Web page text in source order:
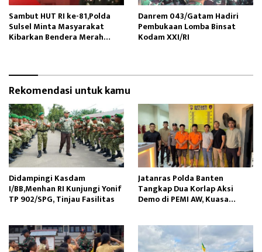
Sambut HUT RI ke-81,Polda
Sulsel Minta Masyarakat
Kibarkan Bendera Merah
Danrem 043/Gatam Hadiri
Pembukaan Lomba Binsat
Kodam XXI/RI
Rekomendasi untuk kamu
Didampingi Kasdam
I/BB,Menhan RI Kunjungi Yonif
TP 902/SPG, Tinjau Fasilitas
Jatanras Polda Banten
Tangkap Dua Korlap Aksi
Demo di PEMI AW, Kuasa